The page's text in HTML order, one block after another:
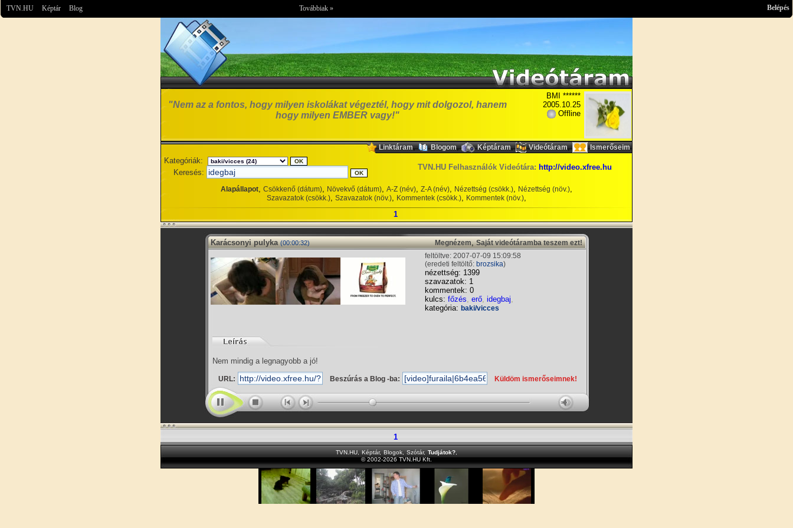
TVN.HU Képtár Blog Továbbiak » Belépés
"Nem az a fontos, hogy milyen iskolákat végeztél, hogy mit dolgozol, hanem
hogy milyen EMBER vagy!"
BMI ******
2005.10.25
Offline
Linktáram, Blogom, Képtáram, Videótáram, Ismerőseim
Kategóriák:
Keresés:
TVN.HU Felhasználók Videótára: http://video.xfree.hu
Alapállapot, Csökkenő (dátum), Növekvő (dátum), A-Z (név), Z-A (név), Nézettség (csökk.), Nézettség (növ.),
Szavazatok (csökk.), Szavazatok (növ.), Kommentek (csökk.), Kommentek (növ.),
1
Karácsonyi pulyka (00:00:32) Megnézem,Saját videótáramba teszem ezt!
feltöltve: 2007-07-09 15:09:58
(eredeti feltöltő: brozsika)
nézettség: 1399
szavazatok: 1
kommentek: 0
kulcs: főzés, erő, idegbaj,
kategória: baki/vicces
Nem mindig a legnagyobb a jó!
URL: Beszúrás a Blog -ba: Küldöm ismerőseimnek!
1
TVN.HU Képtár, Blogok Szótár, Tudjátok?
© 2002-2026 TVN.HU Kft.